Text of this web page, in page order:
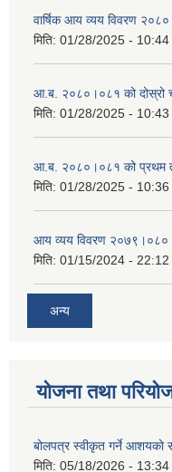
वार्षिक आय व्यय विवरण
मिति: 01/28/2025 - 10:44
आ.ब. २०८०।०८१ को दोस्रो
मिति: 01/28/2025 - 10:43
आ.ब. २०८०।०८१ को प्रथम
मिति: 01/28/2025 - 10:36
आय व्यय विवरण २०७९।०८०
मिति: 01/15/2024 - 22:12
अन्य
योजना तथा
बोलपत्र स्वीकृत गर्ने आशयको
मिति: 05/18/2026 - 13:34